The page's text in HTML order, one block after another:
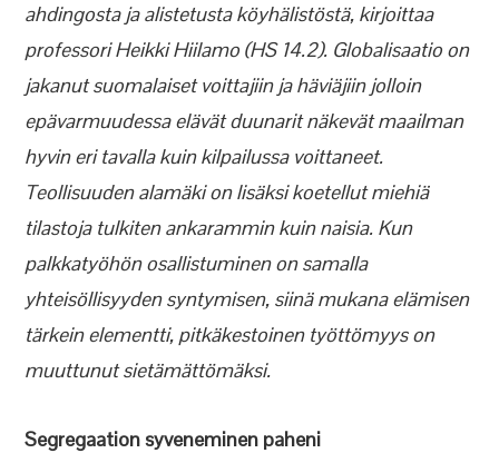
ahdingosta ja alistetusta köyhälistöstä, kirjoittaa
professori Heikki Hiilamo (HS 14.2). Globalisaatio on
jakanut suomalaiset voittajiin ja häviäjiin jolloin
epävarmuudessa elävät duunarit näkevät maailman
hyvin eri tavalla kuin kilpailussa voittaneet.
Teollisuuden alamäki on lisäksi koetellut miehiä
tilastoja tulkiten ankarammin kuin naisia. Kun
palkkatyöhön osallistuminen on samalla
yhteisöllisyyden syntymisen, siinä mukana elämisen
tärkein elementti, pitkäkestoinen työttömyys on
muuttunut sietämättömäksi.
Segregaation syveneminen paheni